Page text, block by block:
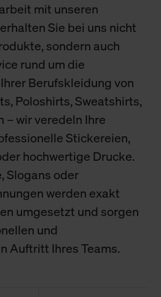
mit unseren
Sie bei uns nicht
sondern auch
rund um die
Berufskleidung von
Poloshirts, Sweatshirts,
– wir veredeln Ihre
Stickereien,
hochwertige Drucke.
Slogans oder
werden exakt
umgesetzt und sorgen
und
Auftritt Ihres Teams.